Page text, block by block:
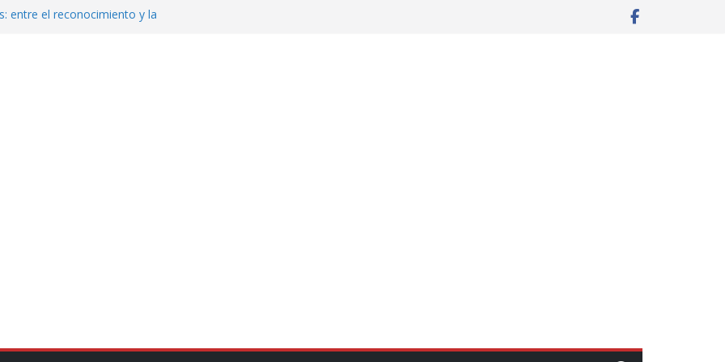
entre el reconocimiento y la
punzante a cuatro hombres